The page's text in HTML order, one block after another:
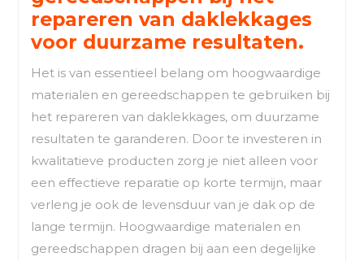
repareren van daklekkages
voor duurzame resultaten.
Het is van essentieel belang om hoogwaardige
materialen en gereedschappen te gebruiken bij
het repareren van daklekkages, om duurzame
resultaten te garanderen. Door te investeren in
kwalitatieve producten zorg je niet alleen voor
een effectieve reparatie op korte termijn, maar
verleng je ook de levensduur van je dak op de
lange termijn. Hoogwaardige materialen en
gereedschappen dragen bij aan een degelijke